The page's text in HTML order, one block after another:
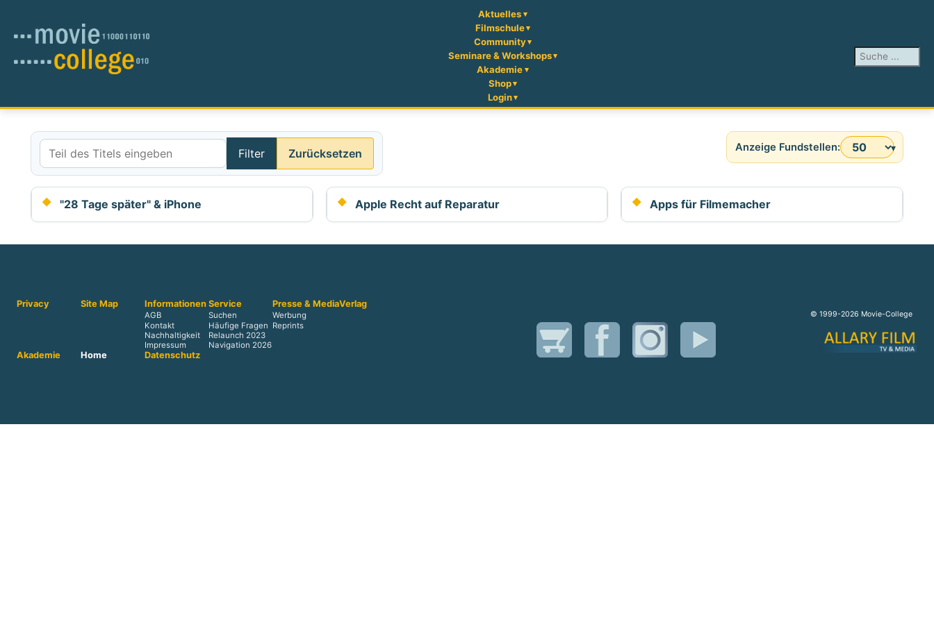
Aktuelles
Filmschule
Community
Seminare & Workshops
Akademie
Shop
Login
Suchen ...
Teil des Titels eingeben
Filter Zurücksetzen Anzeige #
"28 Tage später" & iPhone Apple Recht auf Reparatur Apps für Filmemacher
Privacy Site Map Informationen
AGB
Kontakt
Nachhaltigkeit
Impressum
Service
Suchen
Häufige Fragen
Relaunch 2023
Navigation 2026
Presse & Media
Werbung
Reprints
Verlag
Akademie Home Datenschutz
© 1999-2026 Movie-College